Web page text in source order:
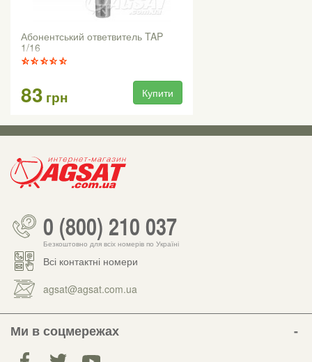
Абонентський ответвитель TAP
1/16
83 грн Купити
0 (800) 210 037
Безкоштовно для всіх номерів по Україні
Всі контактні номери
agsat@agsat.com.ua
Ми в соцмережах